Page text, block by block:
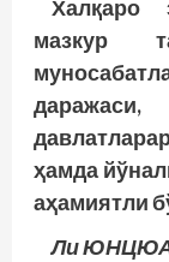
Халқаро
мазкур
ҳамда
аҳамиятли
Ли